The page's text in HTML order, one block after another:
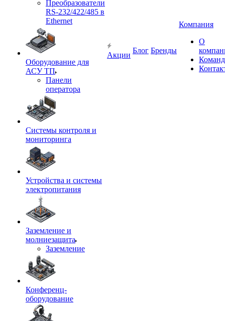
Преобразователи
RS-232/422/485 в
Ethernet
Оборудование для
АСУ ТП
Панели
оператора
Системы контроля и
мониторинга
Устройства и системы
электропитания
Заземление и
молниезащита
Заземление
Конференц-
оборудование
Акции
Блог Бренды
Компания
О